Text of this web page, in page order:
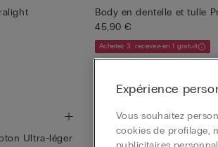
Body en dentelle et tulle
45,90 €
Achetez 3, recevez-en 1 gratuit
Ultra-léger
Body en microfibre
Expérience
Vous souhaitez
cookies de profilage,